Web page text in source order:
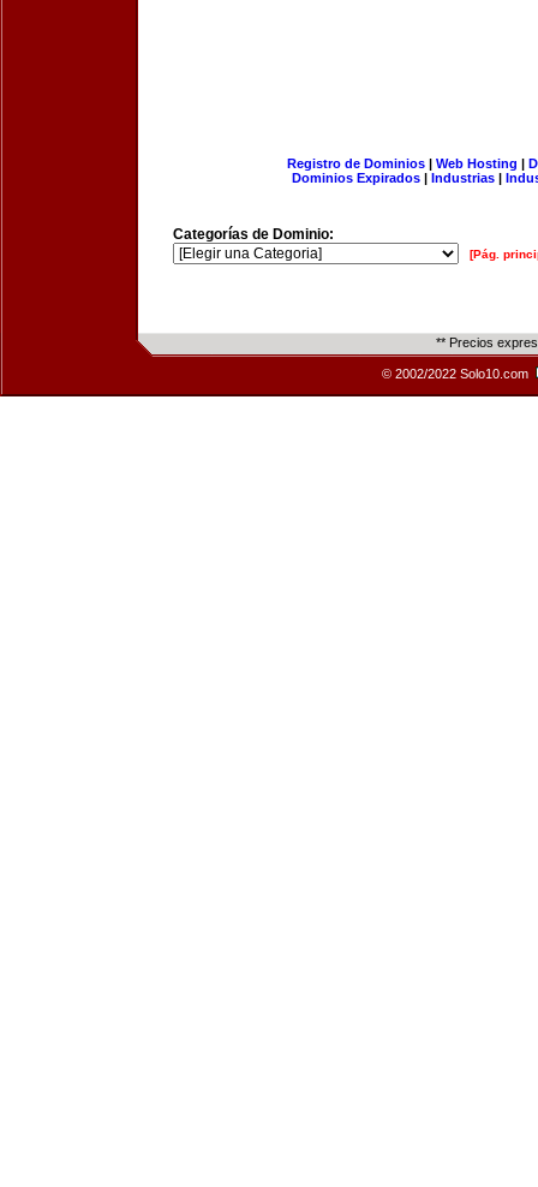
Registro de Dominios| Web Hosting |
Dominios Expirados | Industrias |
Categorías de Dominio:
[Pág.
** Precios
© 2002/2022 Solo10.com